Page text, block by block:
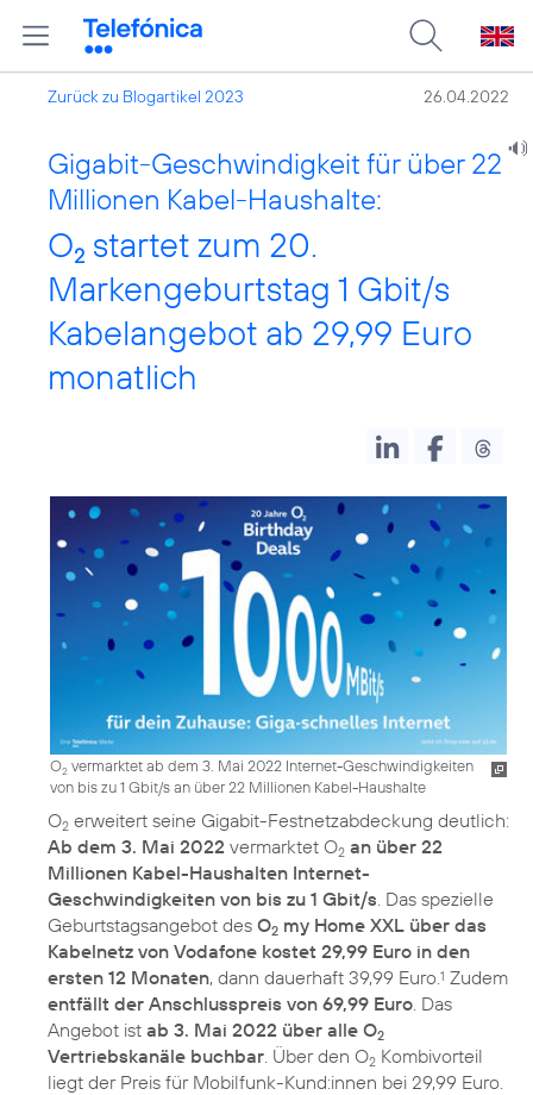
Zurück zu Blogartikel 2023 26.04.2022
Gigabit-Geschwindigkeit für über 22
Millionen Kabel-Haushalte:
O2 startet zum 20.
Markengeburtstag 1 Gbit/s
Kabelangebot ab 29,99 Euro
monatlich
O2 vermarktet ab dem 3. Mai 2022 Internet-Geschwindigkeiten
von bis zu 1 Gbit/s an über 22 Millionen Kabel-Haushalte
O2 erweitert seine Gigabit-Festnetzabdeckung deutlich:
Ab dem 3. Mai 2022 vermarktet O2 an über 22
Millionen Kabel-Haushalten Internet-
Geschwindigkeiten von bis zu 1 Gbit/s . Das spezielle
Geburtstagsangebot des O2 my Home XXL über das
Kabelnetz von Vodafone kostet 29,99 Euro in den
ersten 12 Monaten, dann dauerhaft 39,99 Euro. 1 Zudem
entfällt der Anschlusspreis von 69,99 Euro . Das
Angebot ist ab 3. Mai 2022 über alle O2
Vertriebskanäle buchbar . Über den O2 Kombivorteil
liegt der Preis für Mobilfunk-Kund:innen bei 29,99 Euro.